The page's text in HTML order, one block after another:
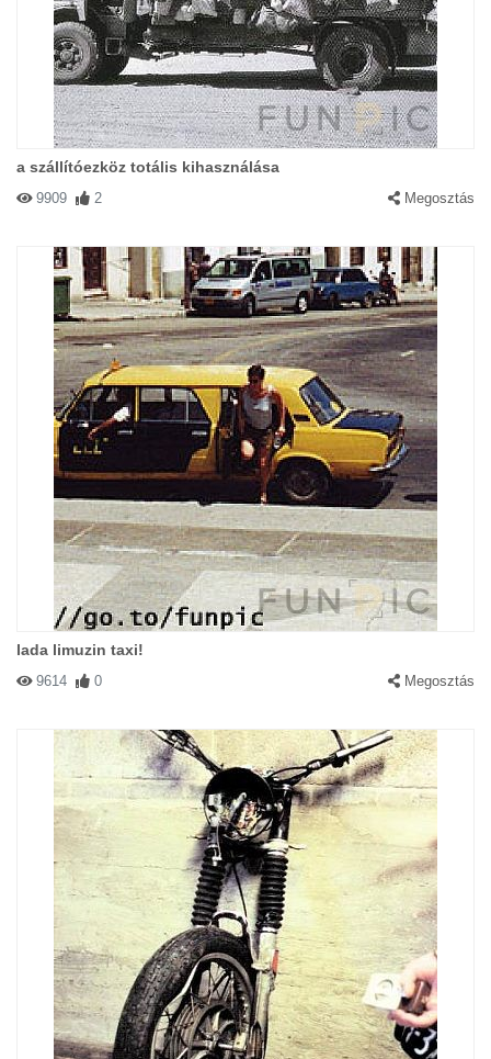
a szállítóezköz totális kihasználása
9909 2 Megosztás
lada limuzin taxi!
9614 0 Megosztás